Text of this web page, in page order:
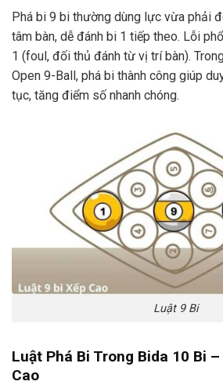
Phá bi 9 bi thường dùng lực vừa phải
tâm bàn, dễ đánh bi 1 tiếp theo. Lỗi
1 (foul, đối thủ đánh từ vị trí bàn).
Open 9-Ball, phá bi thành công giúp
tục, tăng điểm số nhanh chóng.
Luật 9 Bi
Luật Phá Bi Trong Bida 10 Bi
Cao